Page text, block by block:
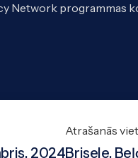
Network programmas
2024
Atrašanās
Brisele,